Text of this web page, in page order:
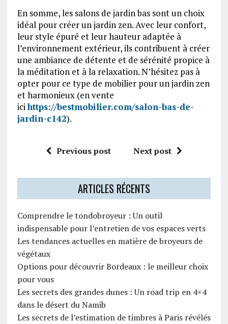
En somme, les salons de jardin bas sont un choix
idéal pour créer un jardin zen. Avec leur confort,
leur style épuré et leur hauteur adaptée à
l’environnement extérieur, ils contribuent à créer
une ambiance de détente et de sérénité propice à
la méditation et à la relaxation. N’hésitez pas à
opter pour ce type de mobilier pour un jardin zen
et harmonieux (en vente
icihttps://bestmobilier.com/salon-bas-de-
jardin-c142).
Previous post Next post
ARTICLES RÉCENTS
Comprendre le tondobroyeur : Un outil
indispensable pour l’entretien de vos espaces verts
Les tendances actuelles en matière de broyeurs de
végétaux
Options pour découvrir Bordeaux : le meilleur choix
pour vous
Les secrets des grandes dunes : Un road trip en 4×4
dans le désert du Namib
Les secrets de l’estimation de timbres à Paris révélés